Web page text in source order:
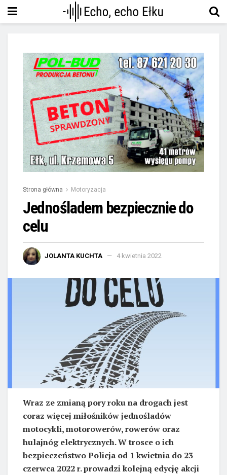
Strona główna Motoryzacja
Jednośladem bezpiecznie do
celu
JOLANTA KUCHTA 4 kwietnia 2022
Wraz ze zmianą pory roku na drogach jest
coraz więcej miłośników jednośladów
motocykli, motorowerów, rowerów oraz
hulajnóg elektrycznych. W trosce o ich
bezpieczeństwo Policja od 1 kwietnia do 23
czerwca 2022 r. prowadzi kolejną edycję akcji